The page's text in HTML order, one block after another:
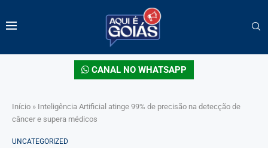
CANAL NO WHATSAPP
Início » Inteligência Artificial atinge 99% de precisão na detecção de
câncer e supera médicos
UNCATEGORIZED